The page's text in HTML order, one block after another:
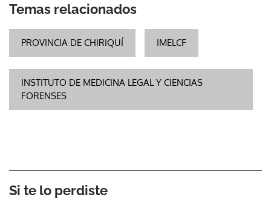
Temas relacionados
PROVINCIA DE CHIRIQUÍ IMELCF
INSTITUTO DE MEDICINA LEGAL Y CIENCIAS
FORENSES
Si te lo perdiste